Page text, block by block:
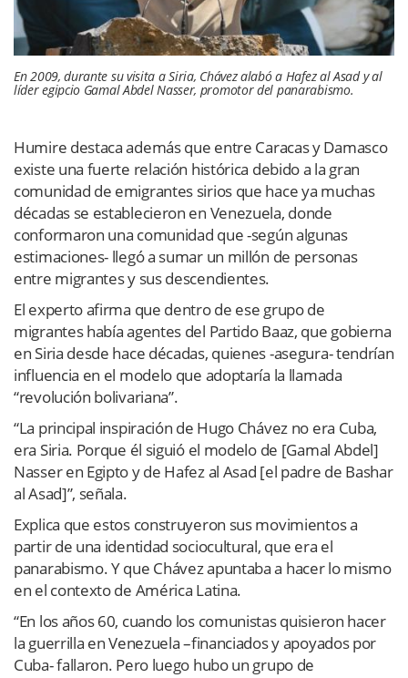
En 2009, durante su visita a Siria, Chávez alabó a Hafez al Asad y al
líder egipcio Gamal Abdel Nasser, promotor del panarabismo.
Humire destaca además que entre Caracas y Damasco
existe una fuerte relación histórica debido a la gran
comunidad de emigrantes sirios que hace ya muchas
décadas se establecieron en Venezuela, donde
conformaron una comunidad que -según algunas
estimaciones- llegó a sumar un millón de personas
entre migrantes y sus descendientes.
El experto afirma que dentro de ese grupo de
migrantes había agentes del Partido Baaz, que gobierna
en Siria desde hace décadas, quienes -asegura- tendrían
influencia en el modelo que adoptaría la llamada
“revolución bolivariana”.
“La principal inspiración de Hugo Chávez no era Cuba,
era Siria. Porque él siguió el modelo de [Gamal Abdel]
Nasser en Egipto y de Hafez al Asad [el padre de Bashar
al Asad]”, señala.
Explica que estos construyeron sus movimientos a
partir de una identidad sociocultural, que era el
panarabismo. Y que Chávez apuntaba a hacer lo mismo
en el contexto de América Latina.
“En los años 60, cuando los comunistas quisieron hacer
la guerrilla en Venezuela –financiados y apoyados por
Cuba- fallaron. Pero luego hubo un grupo de